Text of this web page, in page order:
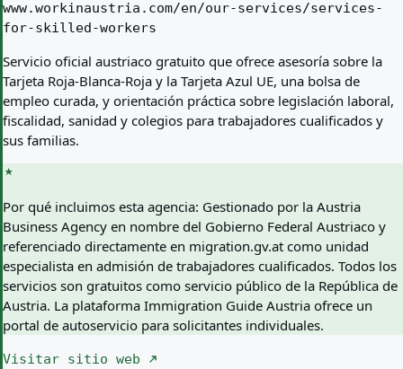
www.workinaustria.com/en/our-services/services-
for-skilled-workers
Servicio oficial austriaco gratuito que ofrece asesoría sobre la
Tarjeta Roja-Blanca-Roja y la Tarjeta Azul UE, una bolsa de
empleo curada, y orientación práctica sobre legislación laboral,
fiscalidad, sanidad y colegios para trabajadores cualificados y
sus familias.
Por qué incluimos esta agencia: Gestionado por la Austria
Business Agency en nombre del Gobierno Federal Austriaco y
referenciado directamente en migration.gv.at como unidad
especialista en admisión de trabajadores cualificados. Todos los
servicios son gratuitos como servicio público de la República de
Austria. La plataforma Immigration Guide Austria ofrece un
portal de autoservicio para solicitantes individuales.
Visitar sitio web